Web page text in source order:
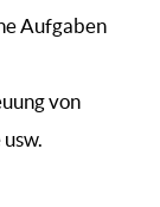
Aufgaben
von